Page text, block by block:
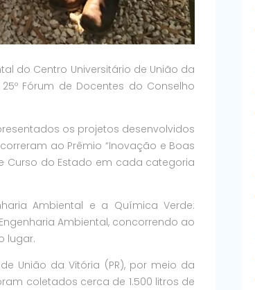
do Centro Universitário de União da
Fórum de Docentes do Conselho
os projetos desenvolvidos
ao Prêmio “Inovação e Boas
Curso do Estado em cada categoria
Ambiental e a Química Verde:
Ambiental, concorrendo ao
lugar.
União da Vitória (PR), por meio da
coletados cerca de 1.500 litros de